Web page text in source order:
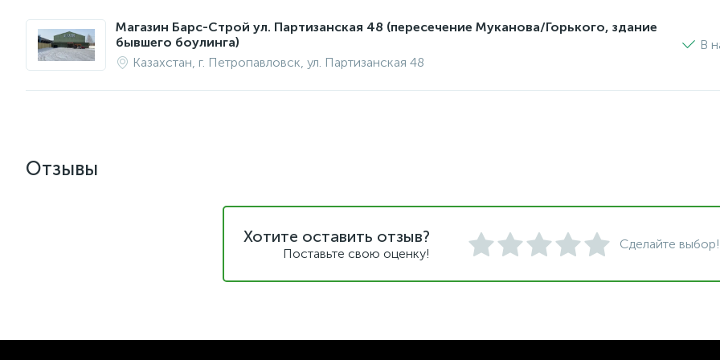
Магазин Барс-Строй ул. Партизанская 48 (пересечение Муканова/Горького, здание
бывшего боулинга)
Казахстан, г. Петропавловск, ул. Партизанская 48
В
Отзывы
Хотите оставить отзыв?
Поставьте свою оценку!
Сделайте выбор!